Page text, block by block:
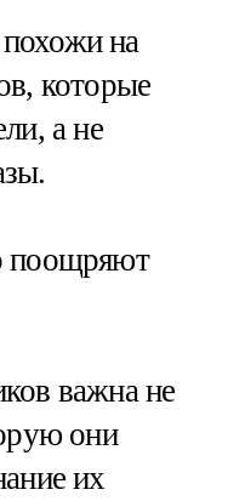
на
которые
а не
поощряют
важна не
они
их